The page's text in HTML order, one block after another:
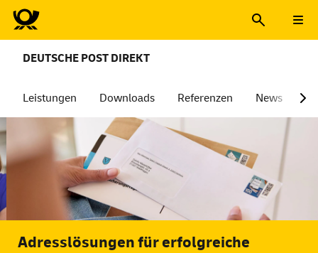
DEUTSCHE POST DIREKT
Leistungen Downloads Referenzen News
Adresslösungen für erfolgreiche